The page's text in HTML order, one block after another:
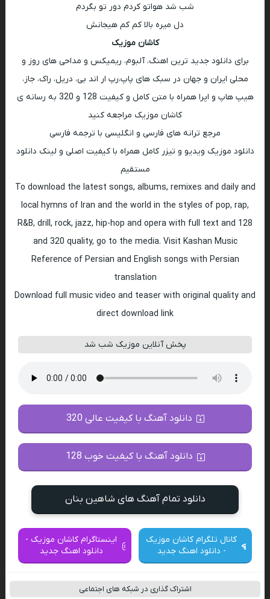
شب شد هواتو کردم دور تو بگردم
دل میره بالا کم کم هیجانش
کاشان موزیک
برای دانلود جدید ترین اهنگ، آلبوم، ریمیکس و مداحی های روز و
محلی ایران و جهان در سبک های پاپ،رپ ار اند بی، دریل، راک، جاز،
هیپ هاپ و اپرا همراه با متن کامل و کیفیت 128 و 320 به رسانه ی
کاشان موزیک مراجعه کنید
مرجع ترانه های فارسی و انگلیسی با ترجمه فارسی
دانلود موزیک ویدیو و تیزر کامل همراه با کیفیت اصلی و لینک دانلود
مستقیم
To download the latest songs, albums, remixes and daily and
local hymns of Iran and the world in the styles of pop, rap,
R&B, drill, rock, jazz, hip-hop and opera with full text and 128
and 320 quality, go to the media. Visit Kashan Music
Reference of Persian and English songs with Persian
translation
Download full music video and teaser with original quality and
direct download link
پخش آنلاین موزیک شب شد
دانلود آهنگ با کیفیت عالی 320
دانلود آهنگ با کیفیت خوب 128
دانلود تمام آهنگ های شاهین بنان
کانال تلگرام کاشان موزیک
- دانلود اهنگ جدید
اینستاگرام کاشان موزیک -
دانلود اهنگ جدید
اشتراک گذاری در شبکه های اجتماعی